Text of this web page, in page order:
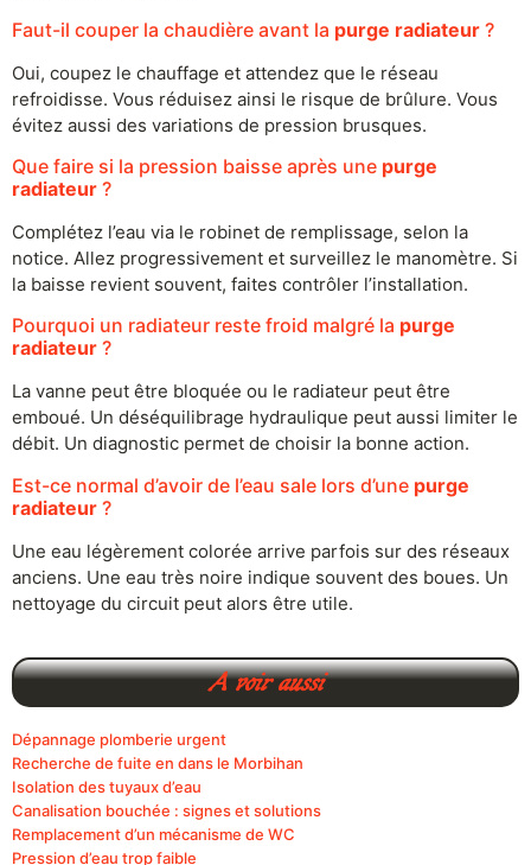
Faut-il couper la chaudière avant la purge radiateur ?
Oui, coupez le chauffage et attendez que le réseau
refroidisse. Vous réduisez ainsi le risque de brûlure. Vous
évitez aussi des variations de pression brusques.
Que faire si la pression baisse après une purge
radiateur ?
Complétez l’eau via le robinet de remplissage, selon la
notice. Allez progressivement et surveillez le manomètre. Si
la baisse revient souvent, faites contrôler l’installation.
Pourquoi un radiateur reste froid malgré la purge
radiateur ?
La vanne peut être bloquée ou le radiateur peut être
emboué. Un déséquilibrage hydraulique peut aussi limiter le
débit. Un diagnostic permet de choisir la bonne action.
Est-ce normal d’avoir de l’eau sale lors d’une purge
radiateur ?
Une eau légèrement colorée arrive parfois sur des réseaux
anciens. Une eau très noire indique souvent des boues. Un
nettoyage du circuit peut alors être utile.
A voir aussi
Dépannage plomberie urgent
Recherche de fuite en dans le Morbihan
Isolation des tuyaux d’eau
Canalisation bouchée : signes et solutions
Remplacement d’un mécanisme de WC
Pression d’eau trop faible